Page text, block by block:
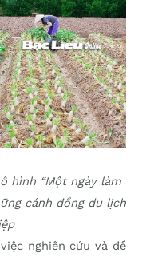
hình “Một ngày làm
cánh đồng du lịch
nghiên cứu và đề